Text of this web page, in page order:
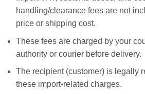
handling/clearance fees are not
price or shipping cost.
These fees are charged by your
authority or courier before delivery.
The recipient (customer) is legally
these import-related charges.